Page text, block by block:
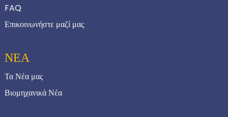
FAQ
Επικοινωνήστε μαζί μας
ΝΈΑ
Τα Νέα μας
Βιομηχανικά Νέα